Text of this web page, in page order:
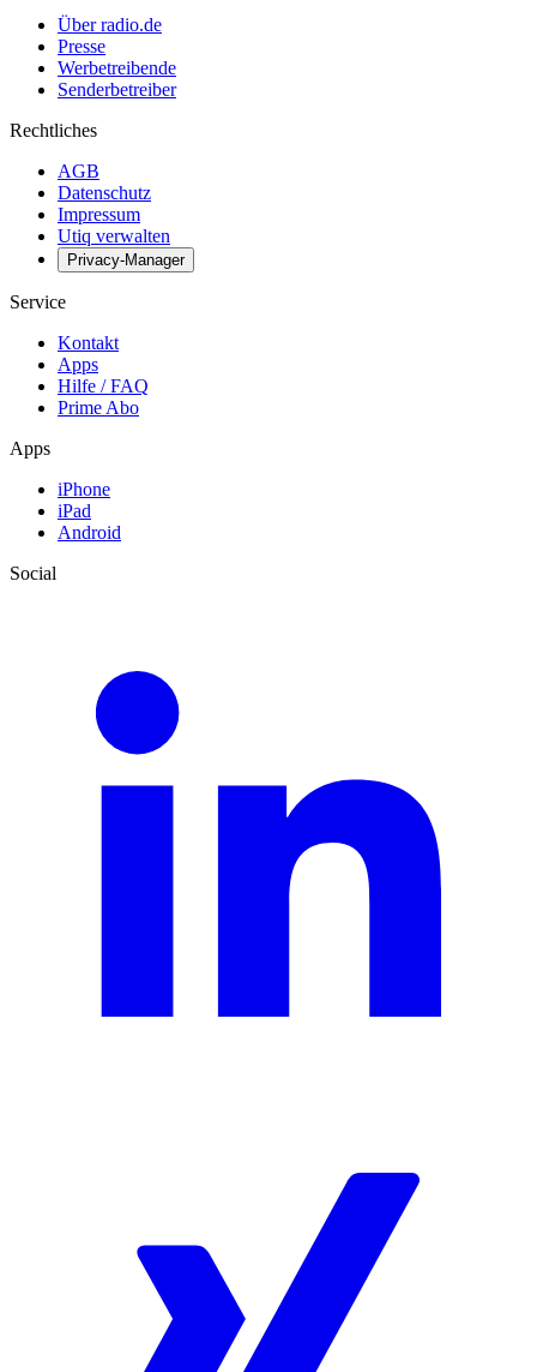
Über radio.de
Presse
Werbetreibende
Senderbetreiber
Rechtliches
AGB
Datenschutz
Impressum
Utiq verwalten
Privacy-Manager
Service
Kontakt
Apps
Hilfe / FAQ
Prime Abo
Apps
iPhone
iPad
Android
Social